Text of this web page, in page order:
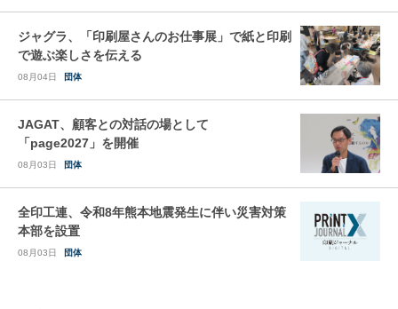
ジャグラ、「印刷屋さんのお仕事展」で紙と印刷
で遊ぶ楽しさを伝える
08月04日 団体
JAGAT、顧客との対話の場として
「page2027」を開催
08月03日 団体
全印工連、令和8年熊本地震発生に伴い災害対策
本部を設置
08月03日 団体